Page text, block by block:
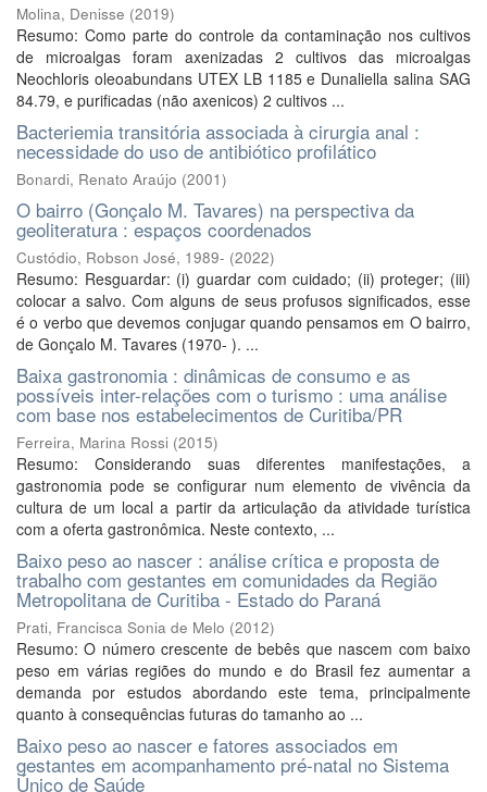
Molina, Denisse (2019)
Resumo: Como parte do controle da contaminação nos cultivos
de microalgas foram axenizadas 2 cultivos das microalgas
Neochloris oleoabundans UTEX LB 1185 e Dunaliella salina SAG
84.79, e purificadas (não axenicos) 2 cultivos ...
Bacteriemia transitória associada à cirurgia anal :
necessidade do uso de antibiótico profilático
Bonardi, Renato Araújo (2001)
O bairro (Gonçalo M. Tavares) na perspectiva da
geoliteratura : espaços coordenados
Custódio, Robson José, 1989- (2022)
Resumo: Resguardar: (i) guardar com cuidado; (ii) proteger; (iii)
colocar a salvo. Com alguns de seus profusos significados, esse
é o verbo que devemos conjugar quando pensamos em O bairro,
de Gonçalo M. Tavares (1970- ). ...
Baixa gastronomia : dinâmicas de consumo e as
possíveis inter-relações com o turismo : uma análise
com base nos estabelecimentos de Curitiba/PR
Ferreira, Marina Rossi (2015)
Resumo: Considerando suas diferentes manifestações, a
gastronomia pode se configurar num elemento de vivência da
cultura de um local a partir da articulação da atividade turística
com a oferta gastronômica. Neste contexto, ...
Baixo peso ao nascer : análise crítica e proposta de
trabalho com gestantes em comunidades da Região
Metropolitana de Curitiba - Estado do Paraná
Prati, Francisca Sonia de Melo (2012)
Resumo: O número crescente de bebês que nascem com baixo
peso em várias regiões do mundo e do Brasil fez aumentar a
demanda por estudos abordando este tema, principalmente
quanto à consequências futuras do tamanho ao ...
Baixo peso ao nascer e fatores associados em
gestantes em acompanhamento pré-natal no Sistema
Único de Saúde